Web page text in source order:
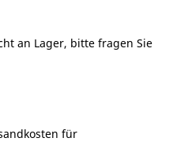
an Lager, bitte fragen Sie
für